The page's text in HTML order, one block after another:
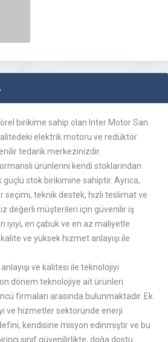
birikime sahip olan Inter Motor San.
elektrik motoru ve redüktör
tedarik merkezinizdir.
ürünlerini kendi stoklarından
stok birikimine sahiptir. Ayrıca,
seçimi, teknik destek, hızlı teslimat ve
değerli müşterileri için güvenilir iş
iyiyi, en çabuk ve en az maliyetle
ve yüksek hizmet anlayışı ile
ve kalitesi ile teknolojiyi
dönem teknolojiye ait ürünleri
firmaları arasında bulunmaktadır. Ek
ve hizmetler sektöründe enerji
kendisine misyon edinmiştir ve bu
sınıf güvenilirlikte, doğa dostu